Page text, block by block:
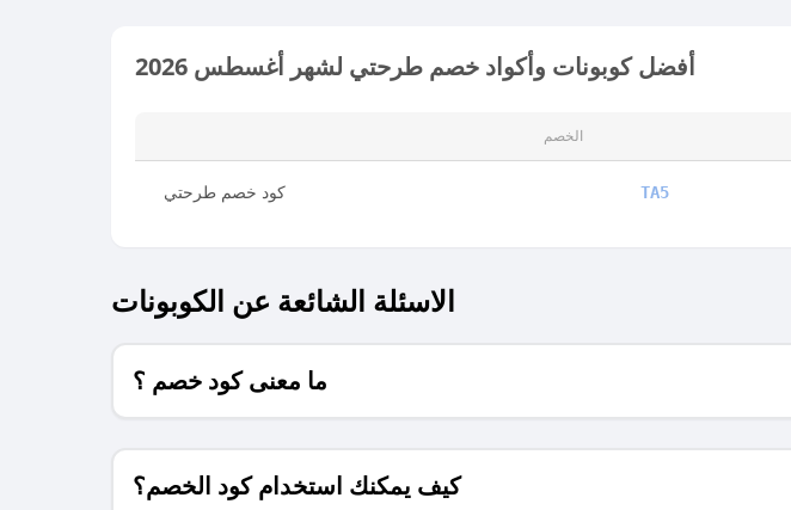
أفضل كوبونات وأكواد خصم طرحتي لشهر أغسطس 2026
الخصم
كود خصم طرحتي TA5
الاسئلة الشائعة عن الكوبونات
ما معنى كود خصم ؟
كيف يمكنك استخدام كود الخصم؟